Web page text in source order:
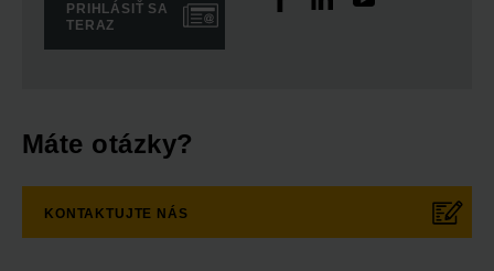
PRIHLÁSIŤ SA
TERAZ
Máte otázky?
KONTAKTUJTE NÁS